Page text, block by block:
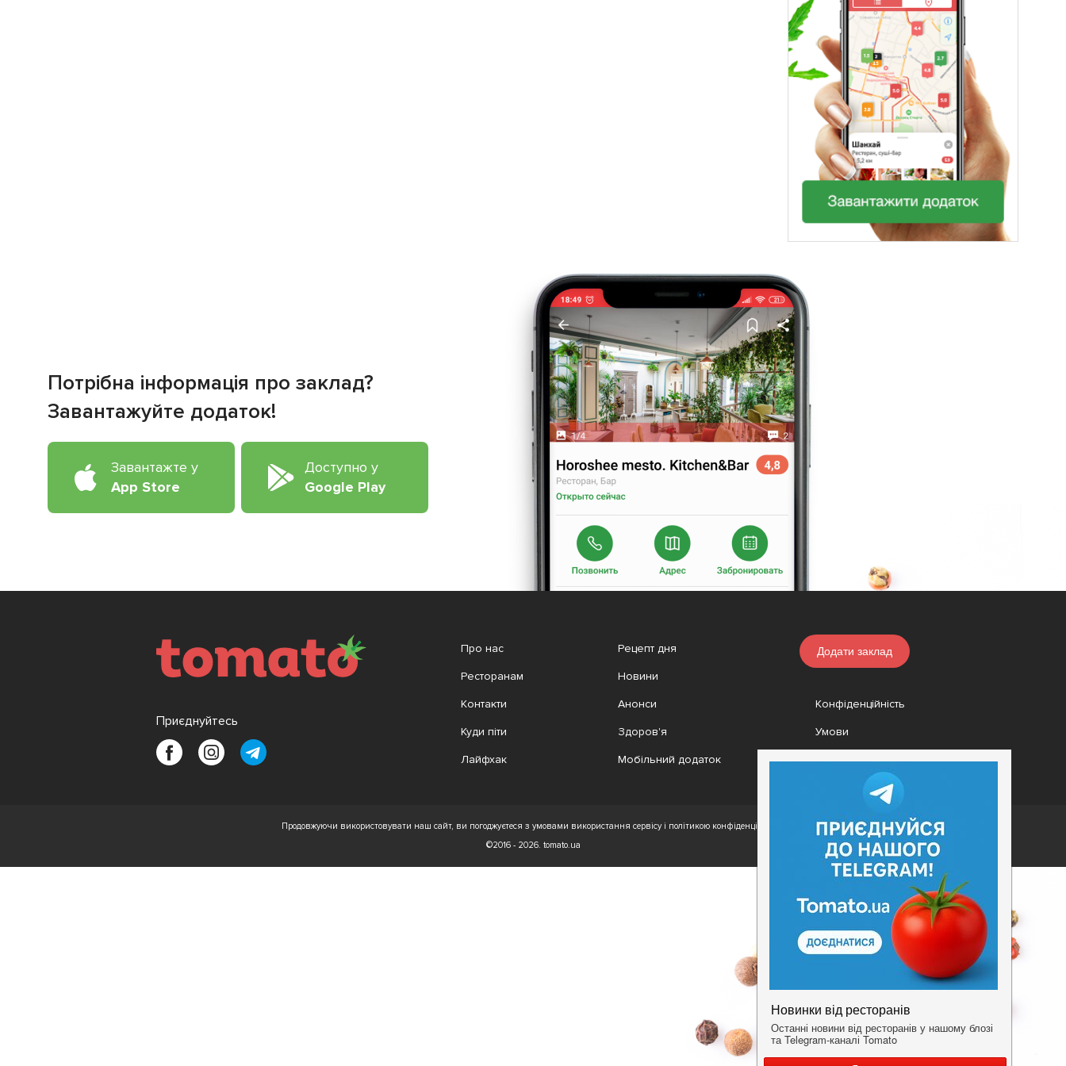
Потрібна інформація про заклад?
Завантажуйте додаток!
Завантажте у
App Store
Доступно у
Google Play
Приєднуйтесь
Про нас
Ресторанам
Контакти
Куди піти
Лайфхак
Рецепт дня
Новини
Анонси
Здоров'я
Мобільний додаток
Додати заклад
Конфіденційність
Умови
Продовжуючи використовувати наш сайт, ви погоджуєтеся з умовами використання сервісу і політикою конфіденційності.
©2016 - 2026. tomato.ua